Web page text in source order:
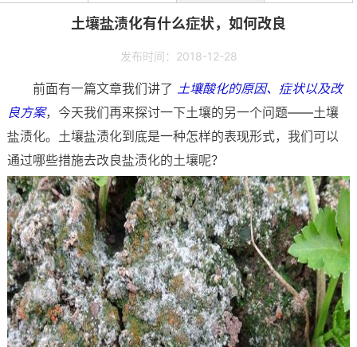
土壤盐渍化有什么症状，如何改良
发布时间：2018-12-28
前面有一篇文章我们讲了 土壤酸化的原因、症状以及改
良方案，今天我们再来探讨一下土壤的另一个问题——土壤
盐渍化。土壤盐渍化到底是一种怎样的表现形式，我们可以
通过哪些措施去改良盐渍化的土壤呢？